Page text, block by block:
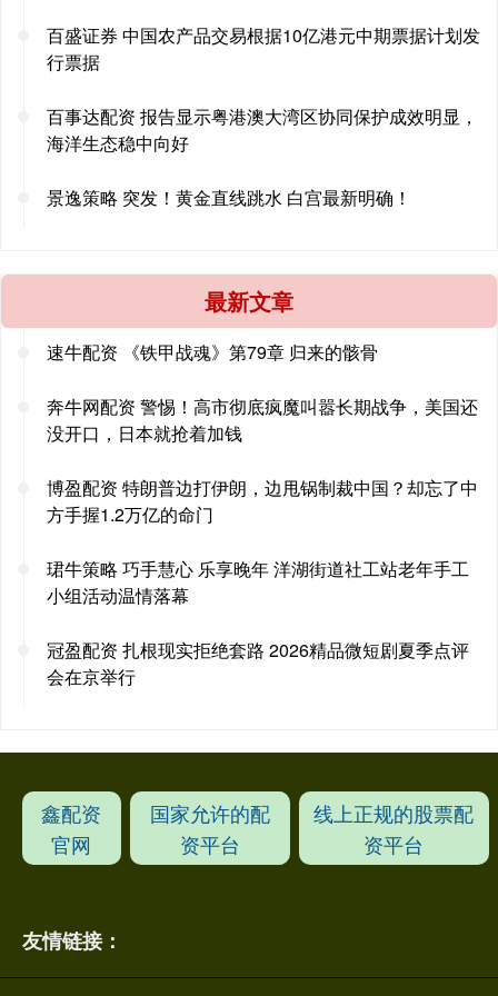
百盛证券 中国农产品交易根据10亿港元中期票据计划发
行票据
百事达配资 报告显示粤港澳大湾区协同保护成效明显，
海洋生态稳中向好
景逸策略 突发！黄金直线跳水 白宫最新明确！
最新文章
速牛配资 《铁甲战魂》第79章 归来的骸骨
奔牛网配资 警惕！高市彻底疯魔叫嚣长期战争，美国还
没开口，日本就抢着加钱
博盈配资 特朗普边打伊朗，边甩锅制裁中国？却忘了中
方手握1.2万亿的命门
珺牛策略 巧手慧心 乐享晚年 洋湖街道社工站老年手工
小组活动温情落幕
冠盈配资 扎根现实拒绝套路 2026精品微短剧夏季点评
会在京举行
鑫配资
官网
国家允许的配
资平台
线上正规的股票配
资平台
友情链接：